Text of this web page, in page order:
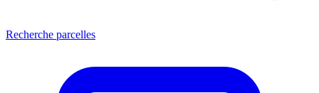
Recherche parcelles